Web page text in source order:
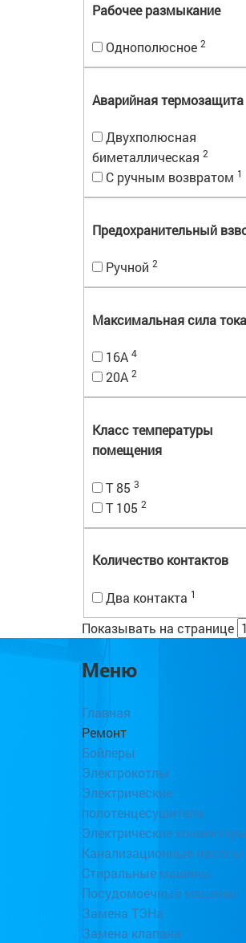
Рабочее размыкание
Однополюсное 2
Аварийная термозащита
Двухполюсная
биметаллическая 2
С ручным возвратом 1
Предохранительный
Ручной 2
Максимальная сила тока
16А 4
20А 2
Класс температуры
помещения
T 85 3
T 105 2
Количество контактов
Два контакта 1
Показывать на странице
Меню
Главная
Ремонт
Бойлеры
Электрокотлы
Электрические
полотенцесушители
Электрические конвекторы
Канализационные насосы
Стиральные машины
Посудомоечные машины
Замена ТЭНа
Замена клапана